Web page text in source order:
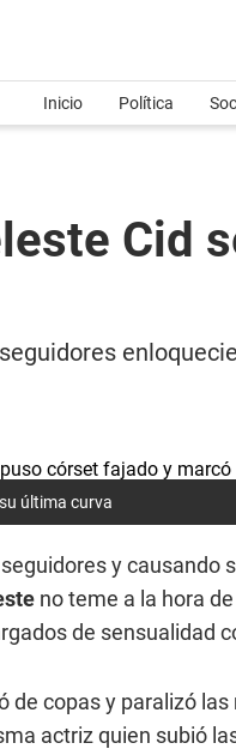
Inicio Política
Cid
última curva
y causando
no teme a la hora
de sensualidad
de copas y paralizó
actriz quien subió